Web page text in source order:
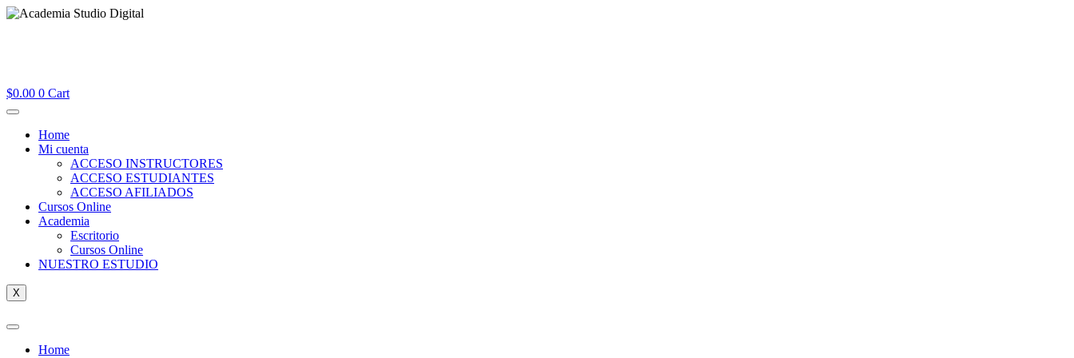
$0.00 0 Cart
Home
Mi cuenta
ACCESO INSTRUCTORES
ACCESO ESTUDIANTES
ACCESO AFILIADOS
Cursos Online
Academia
Escritorio
Cursos Online
NUESTRO ESTUDIO
X
Home